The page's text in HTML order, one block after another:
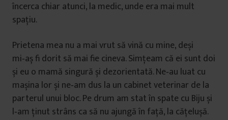
încerca chiar atunci, la medic, unde era mai mult
spațiu.
Prietena mea nu a mai vrut să vină cu mine, deși
mi‑aș fi dorit să mai fie cineva. Simțeam că ei sunt doi
și eu o mamă singură și dezorientată. Ne‑au luat cu
mașina lor și ne‑am dus la un cabinet veterinar de la
parterul unui bloc. Pe drum am stat în spate cu Biju și
l‑am ținut strâns ca să nu ajungă în față, la cățelușă.